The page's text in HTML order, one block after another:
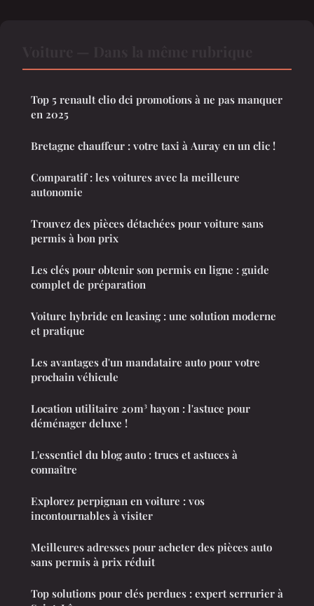
Top 5 renault clio dci promotions à ne pas manquer
en 2025
Bretagne chauffeur : votre taxi à Auray en un clic !
Comparatif : les voitures avec la meilleure
autonomie
Trouvez des pièces détachées pour voiture sans
permis à bon prix
Les clés pour obtenir son permis en ligne : guide
complet de préparation
Voiture hybride en leasing : une solution moderne
et pratique
Les avantages d'un mandataire auto pour votre
prochain véhicule
Location utilitaire 20m³ hayon : l'astuce pour
déménager deluxe !
L'essentiel du blog auto : trucs et astuces à
connaître
Explorez perpignan en voiture : vos
incontournables à visiter
Meilleures adresses pour acheter des pièces auto
sans permis à prix réduit
Top solutions pour clés perdues : expert serrurier à